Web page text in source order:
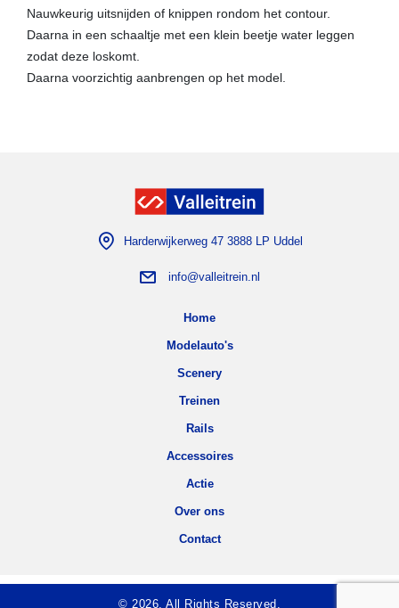
Nauwkeurig uitsnijden of knippen rondom het contour.
Daarna in een schaaltje met een klein beetje water leggen
zodat deze loskomt.
Daarna voorzichtig aanbrengen op het model.
Harderwijkerweg 47 3888 LP Uddel
info@valleitrein.nl
Home
Modelauto's
Scenery
Treinen
Rails
Accessoires
Actie
Over ons
Contact
© 2026. All Rights Reserved.